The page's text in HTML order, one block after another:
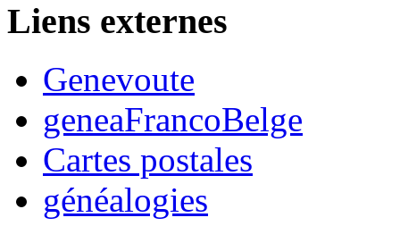
Liens externes
Genevoute
geneaFrancoBelge
Cartes postales
généalogies